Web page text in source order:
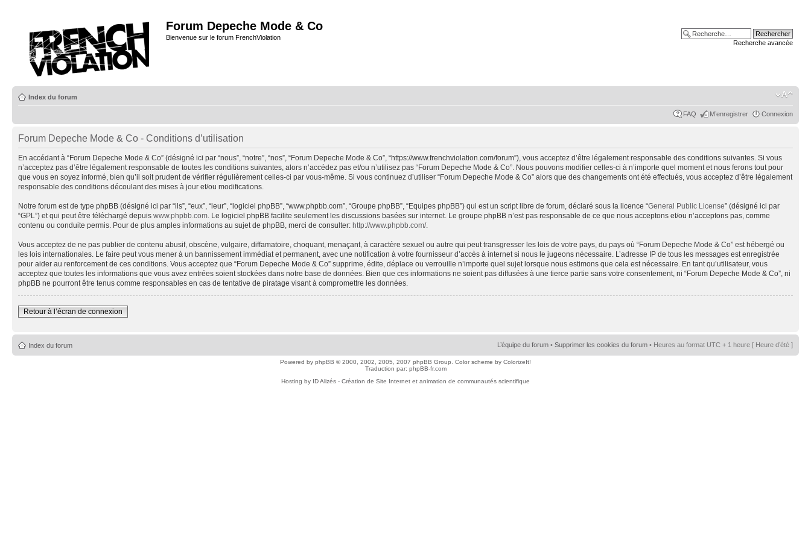
Forum Depeche Mode & Co
Bienvenue sur le forum FrenchViolation
Recherche avancée
Index du forum
FAQ M’enregistrer Connexion
Forum Depeche Mode & Co - Conditions d’utilisation
En accédant à “Forum Depeche Mode & Co” (désigné ici par “nous”, “notre”, “nos”, “Forum Depeche Mode & Co”, “https://www.frenchviolation.com/forum”), vous acceptez d’être légalement responsable des conditions suivantes. Si vous
n’acceptez pas d’être légalement responsable de toutes les conditions suivantes, alors n’accédez pas et/ou n’utilisez pas “Forum Depeche Mode & Co”. Nous pouvons modifier celles-ci à n’importe quel moment et nous ferons tout pour
que vous en soyez informé, bien qu’il soit prudent de vérifier régulièrement celles-ci par vous-même. Si vous continuez d’utiliser “Forum Depeche Mode & Co” alors que des changements ont été effectués, vous acceptez d’être légalement
responsable des conditions découlant des mises à jour et/ou modifications.
Notre forum est de type phpBB (désigné ici par “ils”, “eux”, “leur”, “logiciel phpBB”, “www.phpbb.com”, “Groupe phpBB”, “Equipes phpBB”) qui est un script libre de forum, déclaré sous la licence “General Public License” (désigné ici par
“GPL”) et qui peut être téléchargé depuis www.phpbb.com. Le logiciel phpBB facilite seulement les discussions basées sur internet. Le groupe phpBB n’est pas responsable de ce que nous acceptons et/ou n’acceptons pas, comme
contenu ou conduite permis. Pour de plus amples informations au sujet de phpBB, merci de consulter: http://www.phpbb.com/.
Vous acceptez de ne pas publier de contenu abusif, obscène, vulgaire, diffamatoire, choquant, menaçant, à caractère sexuel ou autre qui peut transgresser les lois de votre pays, du pays où “Forum Depeche Mode & Co” est hébergé ou
les lois internationales. Le faire peut vous mener à un bannissement immédiat et permanent, avec une notification à votre fournisseur d’accès à internet si nous le jugeons nécessaire. L’adresse IP de tous les messages est enregistrée
pour aider au renforcement de ces conditions. Vous acceptez que “Forum Depeche Mode & Co” supprime, édite, déplace ou verrouille n’importe quel sujet lorsque nous estimons que cela est nécessaire. En tant qu’utilisateur, vous
acceptez que toutes les informations que vous avez entrées soient stockées dans notre base de données. Bien que ces informations ne soient pas diffusées à une tierce partie sans votre consentement, ni “Forum Depeche Mode & Co”, ni
phpBB ne pourront être tenus comme responsables en cas de tentative de piratage visant à compromettre les données.
Retour à l’écran de connexion
Index du forum L’équipe du forum • Supprimer les cookies du forum • Heures au format UTC + 1 heure [ Heure d’été ]
Powered by phpBB © 2000, 2002, 2005, 2007 phpBB Group. Color scheme by ColorizeIt!
Traduction par: phpBB-fr.com
Hosting by ID Alizés - Création de Site Internet et animation de communautés scientifique